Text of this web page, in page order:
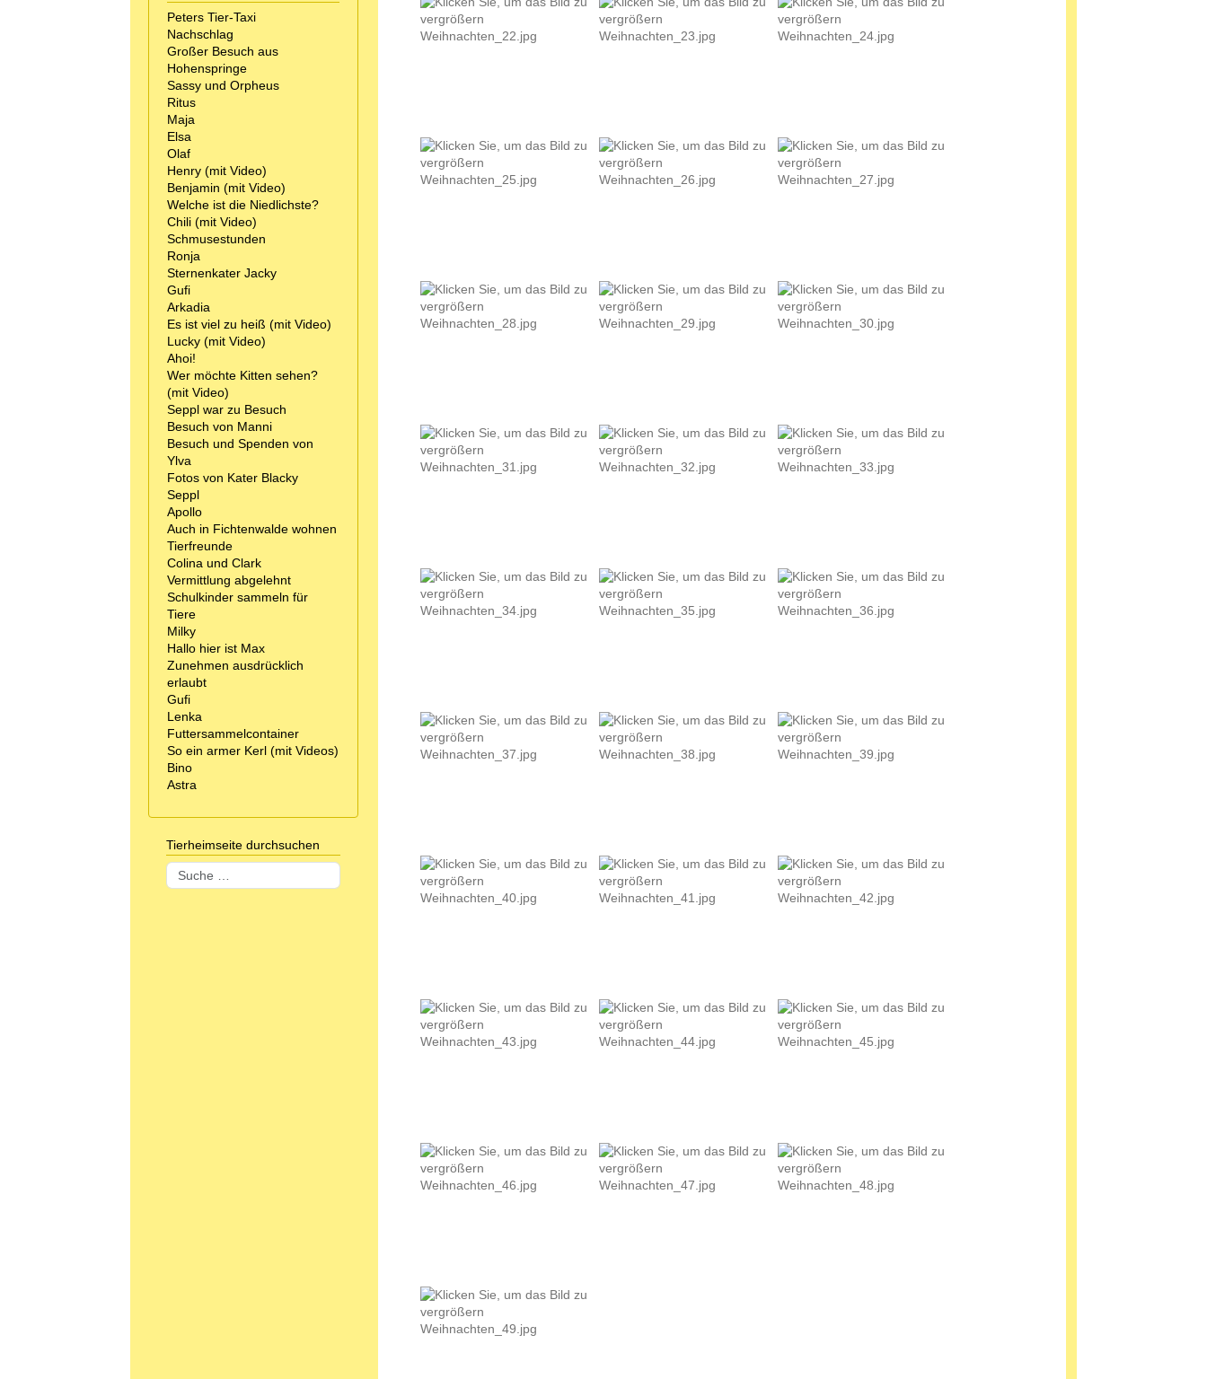
Peters Tier-Taxi
Nachschlag
Großer Besuch aus
Hohenspringe
Sassy und Orpheus
Ritus
Maja
Elsa
Olaf
Henry (mit Video)
Benjamin (mit Video)
Welche ist die Niedlichste?
Chili (mit Video)
Schmusestunden
Ronja
Sternenkater Jacky
Gufi
Arkadia
Es ist viel zu heiß (mit Video)
Lucky (mit Video)
Ahoi!
Wer möchte Kitten sehen?
(mit Video)
Seppl war zu Besuch
Besuch von Manni
Besuch und Spenden von
Ylva
Fotos von Kater Blacky
Seppl
Apollo
Auch in Fichtenwalde wohnen
Tierfreunde
Colina und Clark
Vermittlung abgelehnt
Schulkinder sammeln für
Tiere
Milky
Hallo hier ist Max
Zunehmen ausdrücklich
erlaubt
Gufi
Lenka
Futtersammelcontainer
So ein armer Kerl (mit Videos)
Bino
Astra
Tierheimseite durchsuchen
Suchen